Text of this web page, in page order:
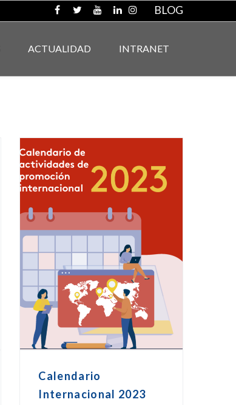
BLOG
ACTUALIDAD INTRANET
Calendario
Internacional 2023